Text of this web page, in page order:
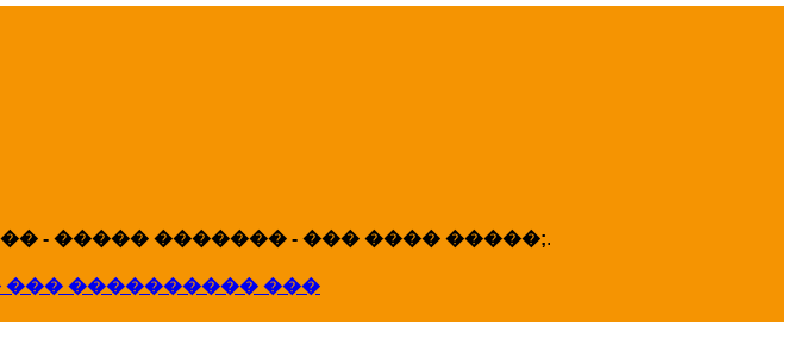
- ����� ������� - ��� ���� �����;.
���������� ���